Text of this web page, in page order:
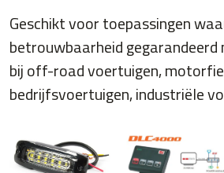
Geschikt voor toepassingen
betrouwbaarheid gegarandeerd
bij off-road voertuigen,
bedrijfsvoertuigen, industriële